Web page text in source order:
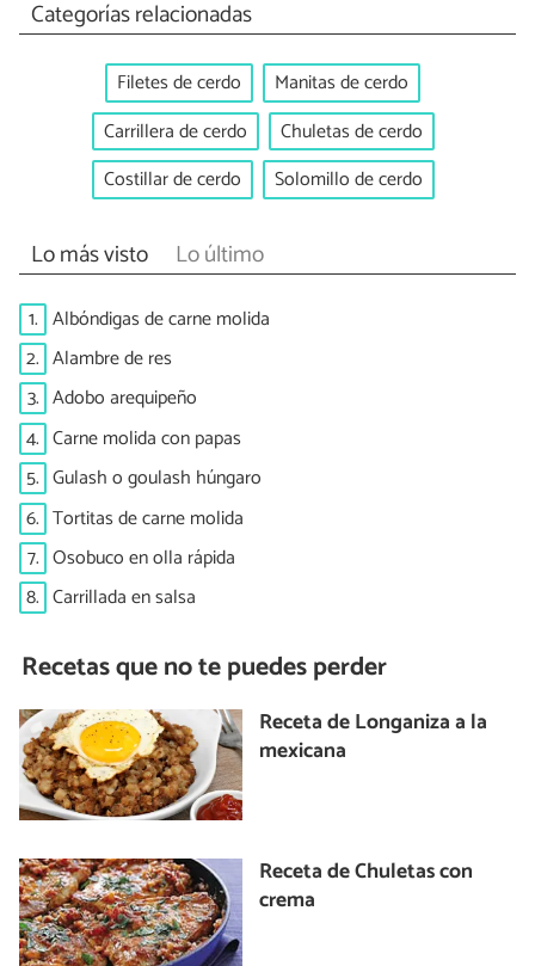
Categorías relacionadas
Filetes de cerdo
Manitas de cerdo
Carrillera de cerdo
Chuletas de cerdo
Costillar de cerdo
Solomillo de cerdo
Lo más visto Lo último
1. Albóndigas de carne molida
2. Alambre de res
3. Adobo arequipeño
4. Carne molida con papas
5. Gulash o goulash húngaro
6. Tortitas de carne molida
7. Osobuco en olla rápida
8. Carrillada en salsa
Recetas que no te puedes perder
Receta de Longaniza a la
mexicana
Receta de Chuletas con
crema